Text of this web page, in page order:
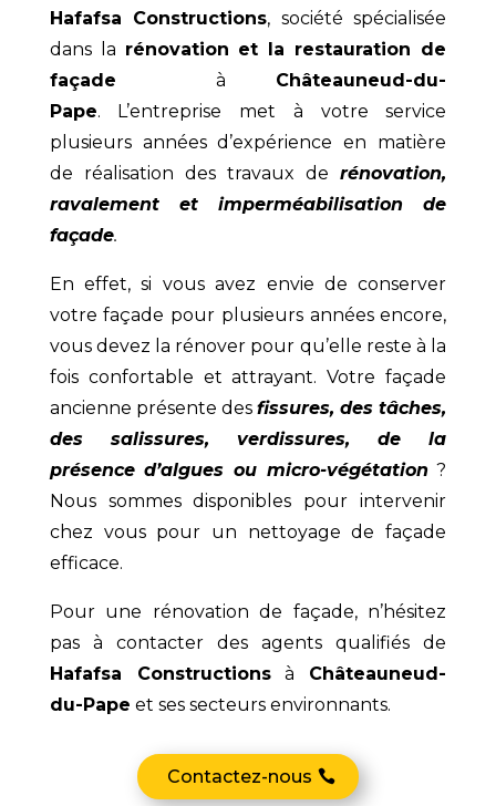
Hafafsa Constructions, société spécialisée
dans la rénovation et la restauration de
façade à Châteauneud-du-
Pape. L’entreprise met à votre service
plusieurs années d’expérience en matière
de réalisation des travaux derénovation,
ravalement et imperméabilisation de
façade.
En effet, si vous avez envie de conserver
votre façade pour plusieurs années encore,
vous devez la rénover pour qu’elle reste à la
fois confortable et attrayant. Votre façade
ancienne présente desfissures, des tâches,
des salissures, verdissures, de la
présence d’algues ou micro-végétation?
Nous sommes disponibles pour intervenir
chez vous pour un nettoyage de façade
efficace.
Pour une rénovation de façade, n’hésitez
pas à contacter des agents qualifiés de
Hafafsa Constructionsà Châteauneud-
du-Pape et ses secteurs environnants.
Contactez-nous